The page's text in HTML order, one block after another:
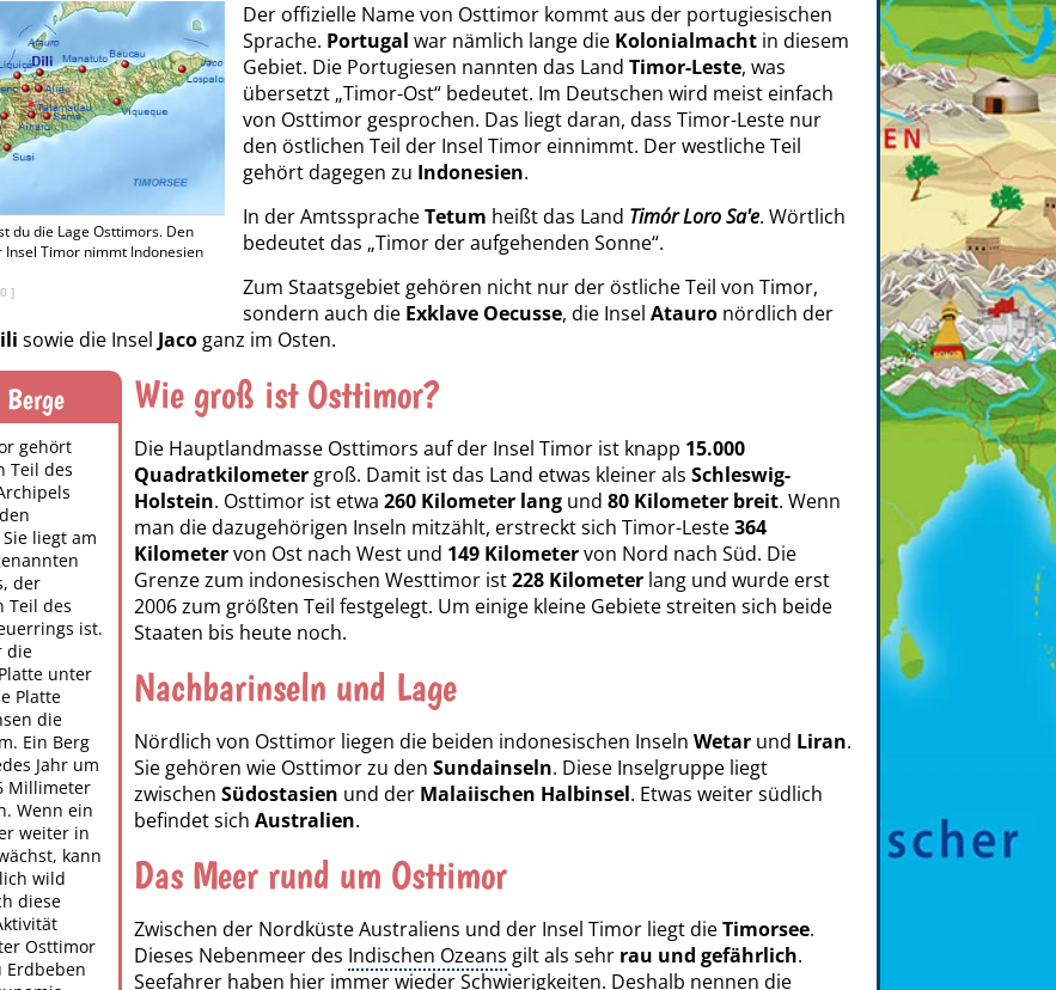
du die Lage Osttimors. Den
Insel Timor nimmt Indonesien
]
Der offizielle Name von Osttimor kommt aus der portugiesischen
Sprache. Portugal war nämlich lange die Kolonialmacht in diesem
Gebiet. Die Portugiesen nannten das Land Timor-Leste, was
übersetzt „Timor-Ost“ bedeutet. Im Deutschen wird meist einfach
von Osttimor gesprochen. Das liegt daran, dass Timor-Leste nur
den östlichen Teil der Insel Timor einnimmt. Der westliche Teil
gehört dagegen zu Indonesien.
In der AmtsspracheTetum heißt das Land Timór Loro Sa'e. Wörtlich
bedeutet das „Timor der aufgehenden Sonne“.
Zum Staatsgebiet gehören nicht nur der östliche Teil von Timor,
sondern auch die Exklave Oecusse, die Insel Atauro nördlich der
sowie die Insel Jaco ganz im Osten.
Berge
gehört
Teil des
liegt am
der
Teil des
ist.
die
unter
Platte
die
Ein Berg
Jahr um
Millimeter
Wenn ein
weiter in
kann
wild
diese
Osttimor
Erdbeben
Wie groß ist Osttimor?
Die Hauptlandmasse Osttimors auf der Insel Timor ist knapp 15.000
Quadratkilometergroß. Damit ist das Land etwas kleiner als Schleswig-
Holstein. Osttimor ist etwa 260 Kilometer langund 80 Kilometer breit. Wenn
man die dazugehörigen Inseln mitzählt, erstreckt sich Timor-Leste364
Kilometervon Ost nach West und 149 Kilometervon Nord nach Süd. Die
Grenze zum indonesischen Westtimor ist228 Kilometerlang und wurde erst
2006 zum größten Teil festgelegt. Um einige kleine Gebiete streiten sich beide
Staaten bis heute noch.
Nachbarinseln und Lage
Nördlich von Osttimor liegen die beiden indonesischen Inseln Wetarund Liran.
Sie gehören wie Osttimor zu den Sundainseln. Diese Inselgruppe liegt
zwischen Südostasien und der Malaiischen Halbinsel. Etwas weiter südlich
befindet sich Australien.
Das Meer rund um Osttimor
Zwischen der Nordküste Australiens und der Insel Timor liegt dieTimorsee.
Dieses Nebenmeer des Indischen Ozeans gilt als sehr rau und gefährlich.
Seefahrer haben hier immer wieder Schwierigkeiten. Deshalb nennen die